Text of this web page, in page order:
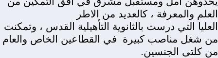
العلم والمعرفة ، كالعديد من الاطر
العليا التي درست بالثانوية التأهيلية القدس ، وتمكنت
من شغل مناصب كبيرة في القطاعين الخاص والعام
من كلتى الجنسين.